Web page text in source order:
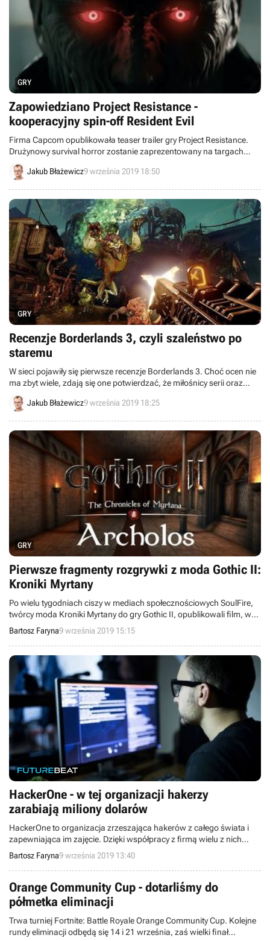
GRY
Zapowiedziano Project Resistance -
kooperacyjny spin-off Resident Evil
Firma Capcom opublikowała teaser trailer gry Project Resistance.
Drużynowy survival horror zostanie zaprezentowany na targach
Tokyo Game Show.
Jakub Błażewicz9 września 2019 18:50
GRY
Recenzje Borderlands 3, czyli szaleństwo po
staremu
W sieci pojawiły się pierwsze recenzje Borderlands 3. Choć ocen nie
ma zbyt wiele, zdają się one potwierdzać, że miłośnicy serii oraz
looter shooterów otrzymali udaną produkcję. Zawiodą się jednak ci,
którzy liczyli na większe zmiany.
Jakub Błażewicz9 września 2019 18:25
GRY
Pierwsze fragmenty rozgrywki z moda Gothic II:
Kroniki Myrtany
Po wielu tygodniach ciszy w mediach społecznościowych SoulFire,
twórcy moda Kroniki Myrtany do gry Gothic II, opublikowali film, w
którym zdradzają nowe szczegóły dotyczące produkcji i pokazują
pierwsze fragmenty rozgrywki.
Bartosz Faryna9 września 2019 15:15
HackerOne - w tej organizacji hakerzy
zarabiają miliony dolarów
HackerOne to organizacja zrzeszająca hakerów z całego świata i
zapewniająca im zajęcie. Dzięki współpracy z firmą wielu z nich
zarobiło już zawrotne sumy, przekraczające czasami milion
dolarów. Wystarczy odrobina chęci i dużo umiejętności.
Bartosz Faryna9 września 2019 13:40
Orange Community Cup - dotarliśmy do
półmetka eliminacji
Trwa turniej Fortnite: Battle Royale Orange Community Cup. Kolejne
rundy eliminacji odbędą się 14 i 21 września, zaś wielki finał